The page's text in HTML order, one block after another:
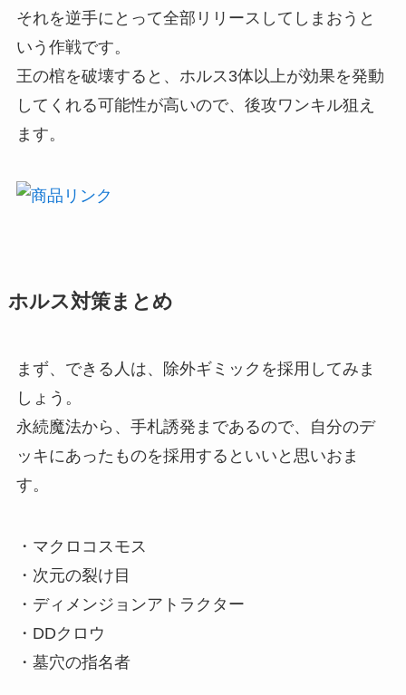
それを逆手にとって全部リリースしてしまおうと
いう作戦です。
王の棺を破壊すると、ホルス3体以上が効果を発動
してくれる可能性が高いので、後攻ワンキル狙え
ます。
ホルス対策まとめ
まず、できる人は、除外ギミックを採用してみま
しょう。
永続魔法から、手札誘発まであるので、自分のデ
ッキにあったものを採用するといいと思いおま
す。
・マクロコスモス
・次元の裂け目
・ディメンジョンアトラクター
・DDクロウ
・墓穴の指名者